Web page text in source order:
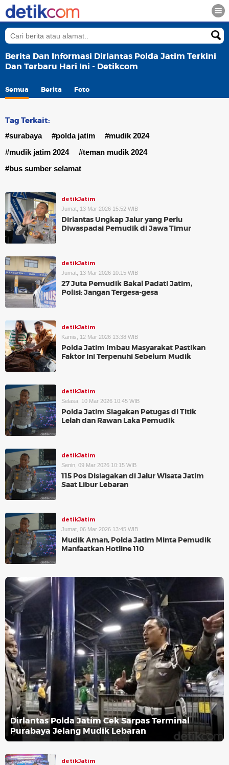
Berita Dan Informasi Dirlantas Polda Jatim Terkini
Dan Terbaru Hari Ini - Detikcom
Semua Berita Foto
Tag Terkait:
#surabaya #polda jatim
#mudik 2024
#mudik jatim 2024
#teman mudik 2024
#bus sumber selamat
detikJatim
Jumat, 13 Mar 2026 15:52 WIB
Dirlantas Ungkap Jalur yang Perlu
Diwaspadai Pemudik di Jawa Timur
detikJatim
Jumat, 13 Mar 2026 10:15 WIB
27 Juta Pemudik Bakal Padati Jatim,
Polisi: Jangan Tergesa-gesa
detikJatim
Kamis, 12 Mar 2026 13:38 WIB
Polda Jatim Imbau Masyarakat Pastikan
Faktor Ini Terpenuhi Sebelum Mudik
detikJatim
Selasa, 10 Mar 2026 10:45 WIB
Polda Jatim Siagakan Petugas di Titik
Lelah dan Rawan Laka Pemudik
detikJatim
Senin, 09 Mar 2026 10:15 WIB
115 Pos Disiagakan di Jalur Wisata Jatim
Saat Libur Lebaran
detikJatim
Jumat, 06 Mar 2026 13:45 WIB
Mudik Aman, Polda Jatim Minta Pemudik
Manfaatkan Hotline 110
Dirlantas Polda Jatim Cek Sarpas Terminal
Purabaya Jelang Mudik Lebaran
detikJatim